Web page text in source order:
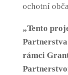
ochotní
„Tento
rámci